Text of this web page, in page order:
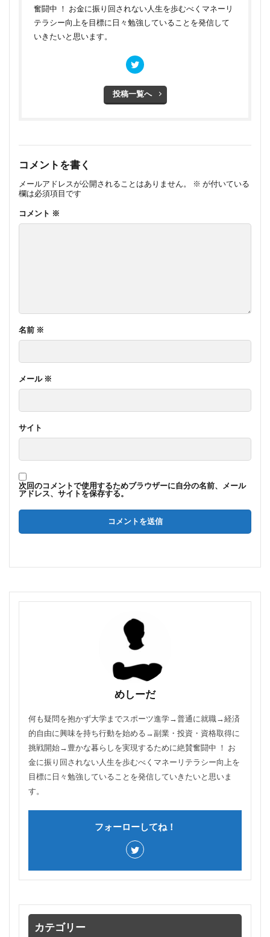
奮闘中 ！ お金に振り回されない人生を歩むべくマネーリ
テラシー向上を目標に日々勉強していることを発信して
いきたいと思います。
投稿一覧へ
コメントを書く
メールアドレスが公開されることはありません。 ※ が付いている
欄は必須項目です
コメント ※
名前 ※
メール ※
サイト
次回のコメントで使用するためブラウザーに自分の名前、メール
アドレス、サイトを保存する。
めしーだ
何も疑問を抱かず大学までスポーツ進学→普通に就職→経済
的自由に興味を持ち行動を始める→副業・投資・資格取得に
挑戦開始→豊かな暮らしを実現するために絶賛奮闘中 ！ お
金に振り回されない人生を歩むべくマネーリテラシー向上を
目標に日々勉強していることを発信していきたいと思いま
す。
フォーローしてね！
カテゴリー